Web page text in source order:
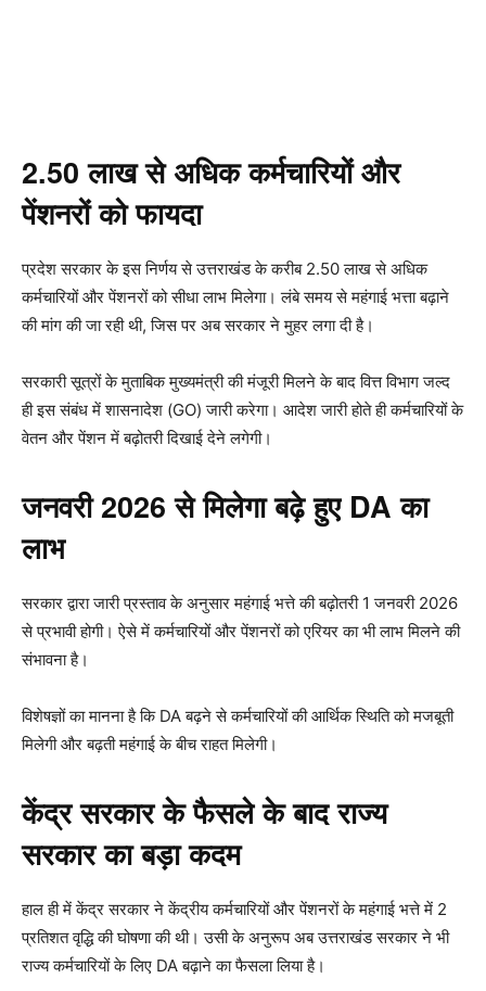
2.50 लाख से अधिक कर्मचारियों और
पेंशनरों को फायदा
प्रदेश सरकार के इस निर्णय से उत्तराखंड के करीब 2.50 लाख से अधिक
कर्मचारियों और पेंशनरों को सीधा लाभ मिलेगा। लंबे समय से महंगाई भत्ता बढ़ाने
की मांग की जा रही थी, जिस पर अब सरकार ने मुहर लगा दी है।
सरकारी सूत्रों के मुताबिक मुख्यमंत्री की मंजूरी मिलने के बाद वित्त विभाग जल्द
ही इस संबंध में शासनादेश (GO) जारी करेगा। आदेश जारी होते ही कर्मचारियों के
वेतन और पेंशन में बढ़ोतरी दिखाई देने लगेगी।
जनवरी 2026 से मिलेगा बढ़े हुए DA का
लाभ
सरकार द्वारा जारी प्रस्ताव के अनुसार महंगाई भत्ते की बढ़ोतरी 1 जनवरी 2026
से प्रभावी होगी। ऐसे में कर्मचारियों और पेंशनरों को एरियर का भी लाभ मिलने की
संभावना है।
विशेषज्ञों का मानना है कि DA बढ़ने से कर्मचारियों की आर्थिक स्थिति को मजबूती
मिलेगी और बढ़ती महंगाई के बीच राहत मिलेगी।
केंद्र सरकार के फैसले के बाद राज्य
सरकार का बड़ा कदम
हाल ही में केंद्र सरकार ने केंद्रीय कर्मचारियों और पेंशनरों के महंगाई भत्ते में 2
प्रतिशत वृद्धि की घोषणा की थी। उसी के अनुरूप अब उत्तराखंड सरकार ने भी
राज्य कर्मचारियों के लिए DA बढ़ाने का फैसला लिया है।